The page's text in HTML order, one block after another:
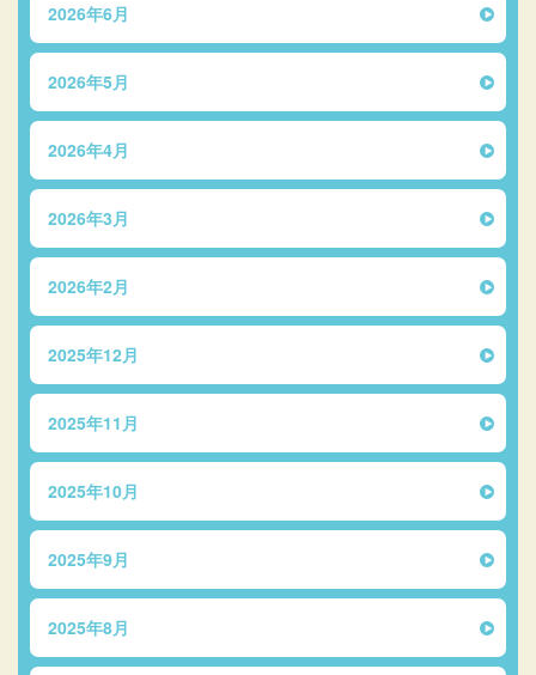
2026年6月
2026年5月
2026年4月
2026年3月
2026年2月
2025年12月
2025年11月
2025年10月
2025年9月
2025年8月